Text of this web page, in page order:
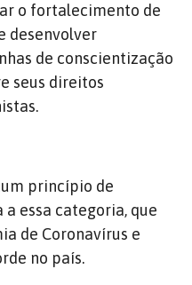
o fortalecimento de
desenvolver
de conscientização
seus direitos
princípio de
essa categoria, que
de Coronavírus e
no país.